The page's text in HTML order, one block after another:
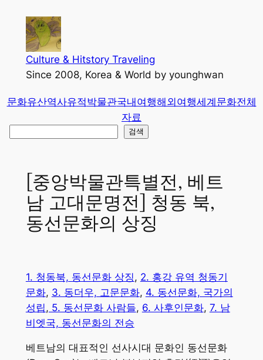
가
Culture & Hitstory Traveling
Since 2008, Korea & World by younghwan
문화유산역사유적박물관국내여행해외여행세계문화전체
자료
검색
[중앙박물관특별전, 베트
남 고대문명전] 청동 북,
동선문화의 상징
1. 청동북, 동선문화 상징, 2. 홍강 유역 청동기
문화, 3. 동더우, 고문문화, 4. 동선문화, 국가의
성립, 5. 동선문화 사람들, 6. 사후인문화, 7. 남
비엣국, 동선문화의 전승
베트남의 대표적인 선사시대 문화인 동선문화